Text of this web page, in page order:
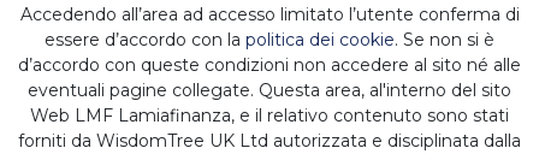
2021 – Industrial
Metals
Accedendo all’area ad accesso limitato l’utente conferma di
essere d’accordo con la politica dei cookie. Se non si è
d’accordo con queste condizioni non accedere al sito né alle
eventuali pagine collegate. Questa area, al'interno del sito
Web LMF Lamiafinanza, e il relativo contenuto sono stati
forniti da WisdomTree UK Ltd autorizzata e disciplinata dalla